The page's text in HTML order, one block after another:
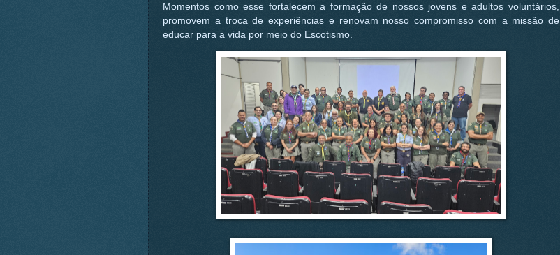
Momentos como esse fortalecem a formação de nossos jovens e adultos voluntários,
promovem a troca de experiências e renovam nosso compromisso com a missão de
educar para a vida por meio do Escotismo.